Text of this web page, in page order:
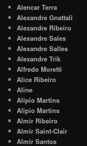
Alencar Terra
Alexandre Gnattali
Alexandre Ribeiro
Alexandre Sales
Alexandre Salles
Alexandre Trik
Alfredo Moretti
Alice Ribeiro
Aline
Alípio Martins
Alipio Martins
Almir Ribeiro
Almir Saint-Clair
Almir Santos